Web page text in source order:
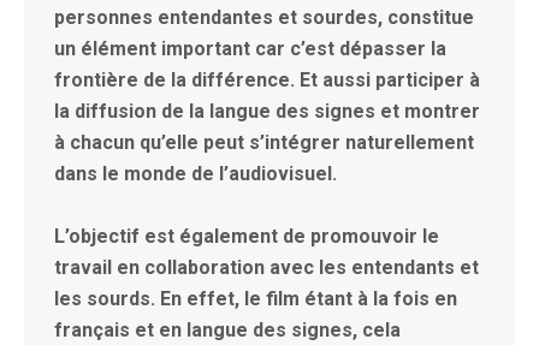
personnes entendantes et sourdes, constitue
un élément important car c’est dépasser la
frontière de la différence. Et aussi participer à
la diffusion de la langue des signes et montrer
à chacun qu’elle peut s’intégrer naturellement
dans le monde de l’audiovisuel.
L’objectif est également de promouvoir le
travail en collaboration avec les entendants et
les sourds. En effet, le film étant à la fois en
français et en langue des signes, cela